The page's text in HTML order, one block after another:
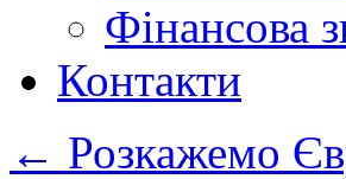
Фінансова
Контакти
← Розкажемо